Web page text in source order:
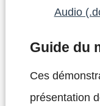
Audio
Guide du
Ces
présentation